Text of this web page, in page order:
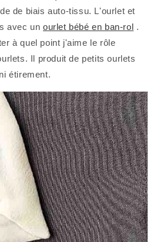
de biais auto-tissu. L'ourlet et
avec un ourlet bébé en ban-rol .
à quel point j'aime le rôle
Il produit de petits ourlets
étirement.